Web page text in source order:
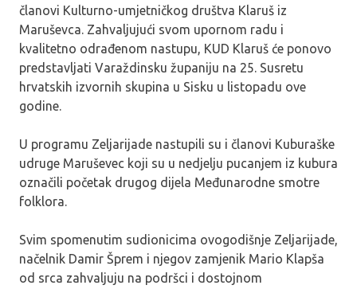
članovi Kulturno-umjetničkog društva Klaruš iz
Maruševca. Zahvaljujući svom upornom radu i
kvalitetno odrađenom nastupu, KUD Klaruš će ponovo
predstavljati Varaždinsku županiju na 25. Susretu
hrvatskih izvornih skupina u Sisku u listopadu ove
godine.
U programu Zeljarijade nastupili su i članovi Kuburaške
udruge Maruševec koji su u nedjelju pucanjem iz kubura
označili početak drugog dijela Međunarodne smotre
folklora.
Svim spomenutim sudionicima ovogodišnje Zeljarijade,
načelnik Damir Šprem i njegov zamjenik Mario Klapša
od srca zahvaljuju na podršci i dostojnom